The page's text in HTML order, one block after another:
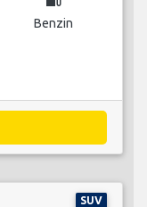
Benzin
SUV